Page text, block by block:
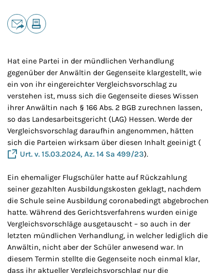
Teilen
Hat eine Partei in der mündlichen Verhandlung
gegenüber der Anwältin der Gegenseite klargestellt, wie
ein von ihr eingereichter Vergleichsvorschlag zu
verstehen ist, muss sich die Gegenseite dieses Wissen
ihrer Anwältin nach § 166 Abs. 2 BGB zurechnen lassen,
so das Landesarbeitsgericht (LAG) Hessen. Werde der
Vergleichsvorschlag daraufhin angenommen, hätten
sich die Parteien wirksam über diesen Inhalt geeinigt (
Urt. v. 15.03.2024, Az. 14 Sa 499/23).
Ein ehemaliger Flugschüler hatte auf Rückzahlung
seiner gezahlten Ausbildungskosten geklagt, nachdem
die Schule seine Ausbildung coronabedingt abgebrochen
hatte. Während des Gerichtsverfahrens wurden einige
Vergleichsvorschläge ausgetauscht – so auch in der
letzten mündlichen Verhandlung, in welcher lediglich die
Anwältin, nicht aber der Schüler anwesend war. In
diesem Termin stellte die Gegenseite noch einmal klar,
dass ihr aktueller Vergleichsvorschlag nur die